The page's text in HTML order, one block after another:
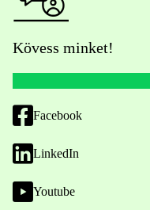
Kövess minket!
Facebook
LinkedIn
Youtube